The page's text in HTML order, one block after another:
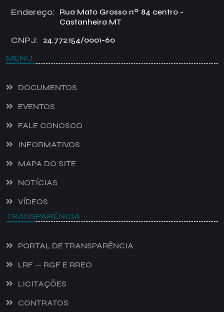
Endereço:
Rua Mato Grosso nº 84 centro -
Castanheira MT
CNPJ: 24.772.154/0001-60
MENU
DOCUMENTOS
EVENTOS
FALE CONOSCO
INFORMATIVOS
MAPA DO SITE
NOTÍCIAS
VÍDEOS
TRANSPARÊNCIA
PORTAL DE TRANSPARÊNCIA
LRF — RGF E RREO
LICITAÇÕES
CONTRATOS